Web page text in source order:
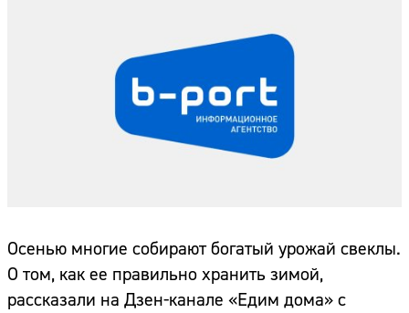
Осенью многие собирают богатый урожай свеклы.
О том, как ее правильно хранить зимой,
рассказали на Дзен-канале «Едим дома» с